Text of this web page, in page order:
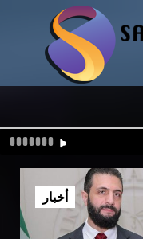
أخبار